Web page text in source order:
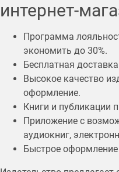
интернет-
Программа
экономить до 30%.
Бесплатная
Высокое качество
оформление.
Книги и публикации
Приложение с
аудиокниг,
Быстрое